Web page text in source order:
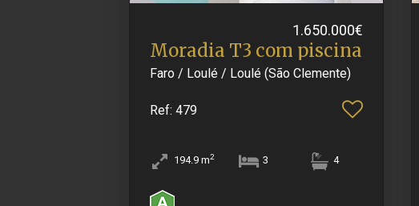
1.650.000€
Moradia T3 com piscina
Faro / Loulé / Loulé (São Clemente)
Ref: 479
194.9 m2 3 4